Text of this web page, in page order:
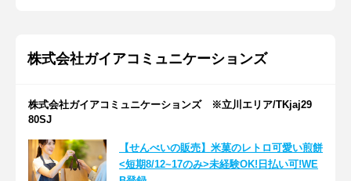
株式会社ガイアコミュニケーションズ
株式会社ガイアコミュニケーションズ ※立川エリア/TKjaj29
80SJ
【せんべいの販売】米菓のレトロ可愛い煎餅
<短期8/12~17のみ>未経験OK!日払い可!WE